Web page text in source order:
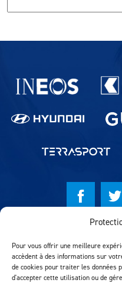
Pour vous offrir une meilleure
accèdent à des informations sur
de cookies pour traiter les données
d'accepter cette utilisation ou de
Partenaires du lausanne-Sport